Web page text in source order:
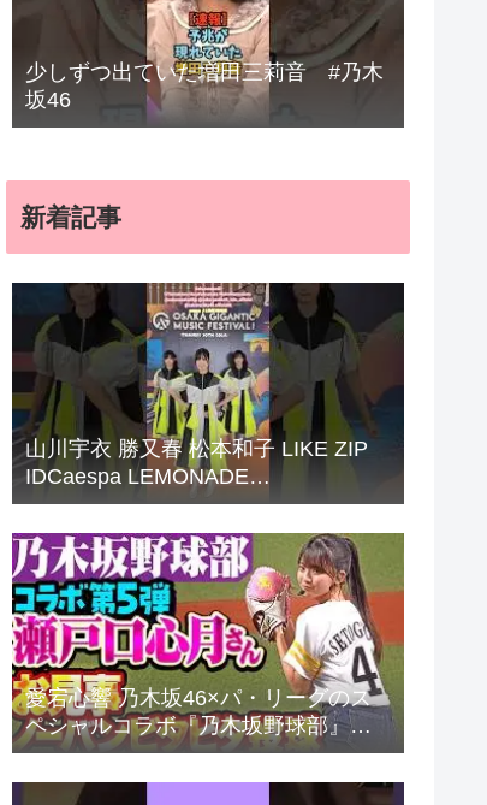
少しずつ出ていた増田三莉音 #乃木
坂46
新着記事
山川宇衣 勝又春 松本和子 LIKE ZIP
IDCaespa LEMONADE
Sakurazaka46
愛宕心響 乃木坂46×パ・リーグのス
ペシャルコラボ『乃木坂野球部』。
パ・リーグ6球団とパシフィックリの
反応まとめ